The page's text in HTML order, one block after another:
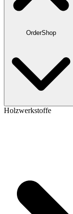
OrderShop
Holzwerkstoffe